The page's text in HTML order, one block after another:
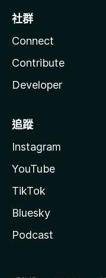
社群
Connect
Contribute
Developer
追蹤
Instagram
YouTube
TikTok
Bluesky
Podcast